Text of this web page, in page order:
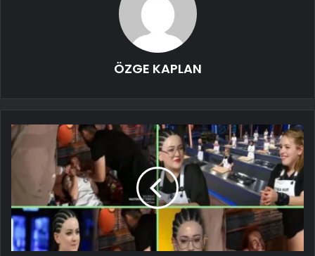
ÖZGE KAPLAN